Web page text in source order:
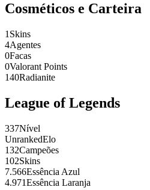
Cosméticos e Carteira
1 Skins
4Agentes
0Facas
0Valorant Points
140Radianite
League of Legends
337Nível
UnrankedElo
132Campeões
102Skins
7.566Essência Azul
4.971Essência Laranja